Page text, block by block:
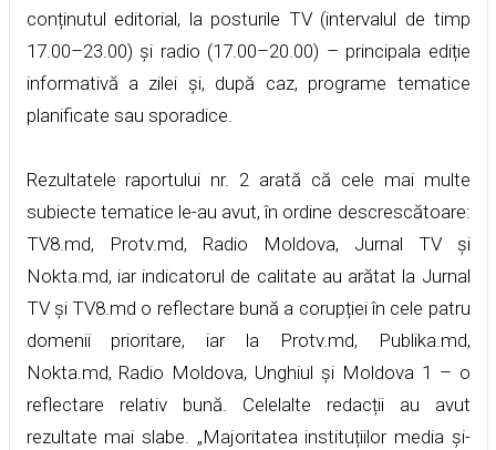
conținutul editorial, la posturile TV (intervalul de timp
17.00–23.00) și radio (17.00–20.00) – principala ediție
informativă a zilei și, după caz, programe tematice
planificate sau sporadice.
Rezultatele raportului nr. 2 arată că cele mai multe
subiecte tematice le-au avut, în ordine descrescătoare:
TV8.md, Protv.md, Radio Moldova, Jurnal TV și
Nokta.md, iar indicatorul de calitate au arătat la Jurnal
TV și TV8.md o reflectare bună a corupției în cele patru
domenii prioritare, iar la Protv.md, Publika.md,
Nokta.md, Radio Moldova, Unghiul și Moldova 1 – o
reflectare relativ bună. Celelalte redacții au avut
rezultate mai slabe. „Majoritatea instituțiilor media și-